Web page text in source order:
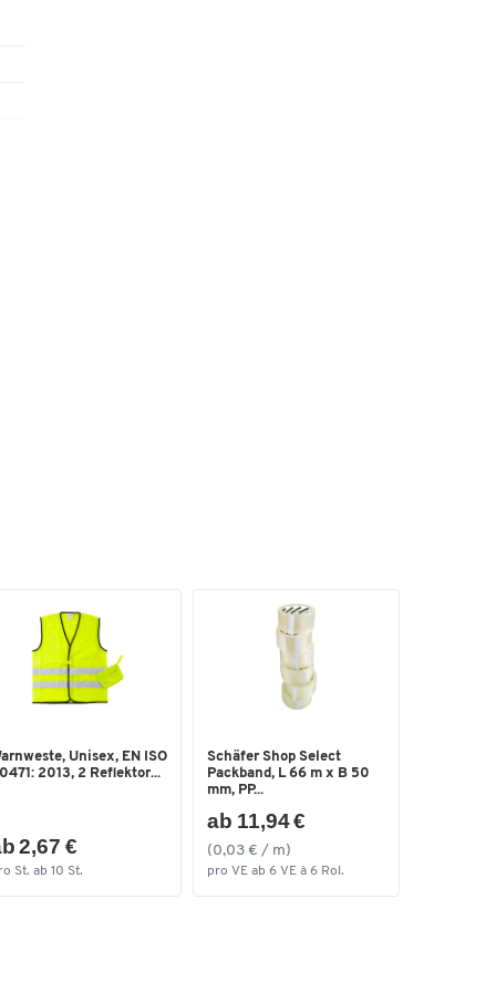
Unisex, EN ISO
2013, 2 Reflektor...
2,67 €
St. ab 10 St.
Schäfer Shop Select
Packband, L 66 m x B 50
mm, PP...
ab 11,94 €
(0,03 € / m)
pro VE ab 6 VE à 6 Rol.